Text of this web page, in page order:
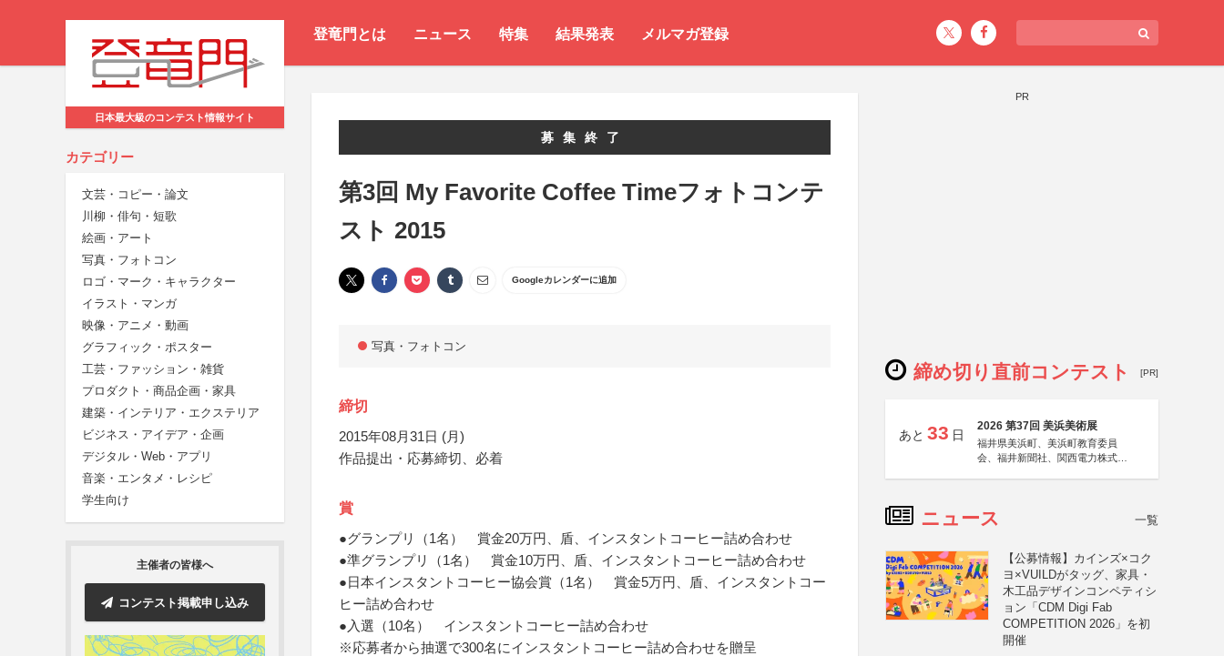
登竜門とは ニュース 特集 結果発表 メルマガ登録
日本最大級のコンテスト情報サイト
カテゴリー
文芸・コピー・論文
川柳・俳句・短歌
絵画・アート
写真・フォトコン
ロゴ・マーク・キャラクター
イラスト・マンガ
映像・アニメ・動画
グラフィック・ポスター
工芸・ファッション・雑貨
プロダクト・商品企画・家具
建築・インテリア・エクステリア
ビジネス・アイデア・企画
デジタル・Web・アプリ
音楽・エンタメ・レシピ
学生向け
主催者の皆様へ
コンテスト掲載申し込み
募集終了
第3回 My Favorite Coffee Timeフォトコンテ
スト 2015
Googleカレンダーに追加
写真・フォトコン
締切
2015年08月31日 (月)
作品提出・応募締切、必着
賞
●グランプリ（1名） 賞金20万円、盾、インスタントコーヒー詰め合わせ
●準グランプリ（1名） 賞金10万円、盾、インスタントコーヒー詰め合わせ
●日本インスタントコーヒー協会賞（1名） 賞金5万円、盾、インスタントコー
ヒー詰め合わせ
●入選（10名） インスタントコーヒー詰め合わせ
※応募者から抽選で300名にインスタントコーヒー詰め合わせを贈呈
PR
締め切り直前コンテスト [PR]
あと 33 日
2026 第37回 美浜美術展
福井県美浜町、美浜町教育委員
会、福井新聞社、関西電力株式会
ニュース 一覧
【公募情報】カインズ×コク
ヨ×VUILDがタッグ、家具・
木工品デザインコンペティシ
ョン「CDM Digi Fab
COMPETITION 2026」を初
開催